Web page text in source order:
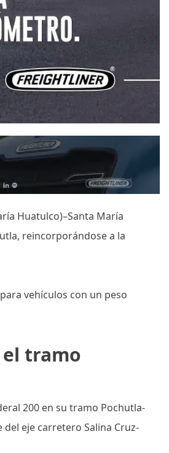
Huatulco)–Santa María
reincorporándose a la
vehículos con un peso
tramo
200 en su tramo Pochutla-
eje carretero Salina Cruz-